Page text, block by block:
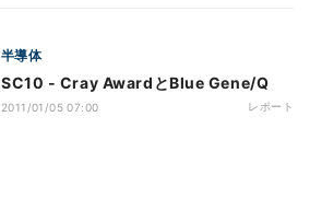
半導体
SC10 - Cray AwardとBlue Gene/Q
2011/01/05 07:00 レポート